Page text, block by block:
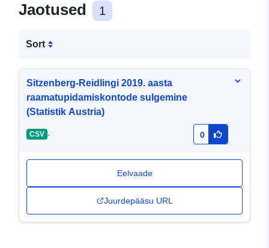
Jaotused 1
Sort
Sitzenberg-Reidlingi 2019. aasta
raamatupidamiskontode sulgemine
(Statistik Austria)
CSV - 0
Eelvaade
Juurdepääsu URL